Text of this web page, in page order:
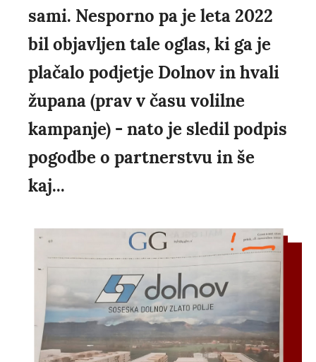
sami. Nesporno pa je leta 2022
bil objavljen tale oglas, ki ga je
plačalo podjetje Dolnov in hvali
župana (prav v času volilne
kampanje) - nato je sledil podpis
pogodbe o partnerstvu in še
kaj...